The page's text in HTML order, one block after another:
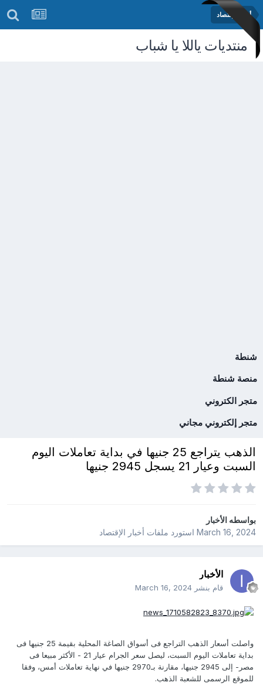
أخبار الإقتصاد
منتديات ياللا يا شباب
شنطة
منصة شنطة
متجر الكتروني
متجر إلكتروني مجاني
الذهب يتراجع 25 جنيها في بداية تعاملات اليوم
السبت وعيار 21 يسجل 2945 جنيها
بواسطهالأخبار
March 16, 2024استورد ملفات أخبار الإقتصاد
الأخبار
قام بنشر March 16, 2024
واصلت أسعار الذهب التراجع فى أسواق الصاغة المحلية بقيمة 25 جنيها فى
بداية تعاملات اليوم السبت، ليصل سعر الجرام عيار 21 - الأكثر مبيعا فى
مصر- إلى 2945 جنيها، مقارنة بـ2970 جنيها في نهاية تعاملات أمس، وفقا
للموقع الرسمى للشعبة الذهب.